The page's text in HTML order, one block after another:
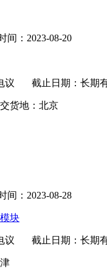
：2023-08-20
议 截止日期：长期
货地：北京
：2023-08-28
块
议 截止日期：长期